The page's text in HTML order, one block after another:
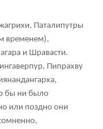
Паталипутры
временем),
и Шравасти.
Пипрахву
бы ни было
или поздно они